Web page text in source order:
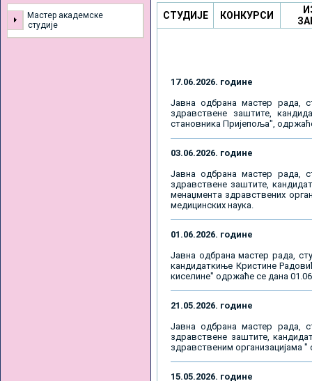
Мастер академске
студије
СТУДИЈЕ КОНКУРСИ
17.06.2026. године
Јавна одбрана мастер рада,
здравствене заштите,
становника Пријепоља",
03.06.2026. године
Јавна одбрана мастер рада,
здравствене заштите,
менаџмента здравствених
медицинских наука.
01.06.2026. године
Јавна одбрана мастер рада,
кандидаткиње Кристине
киселине" одржаће се дана
21.05.2026. године
Јавна одбрана мастер рада,
здравствене заштите,
здравственим организацијама "
15.05.2026. године